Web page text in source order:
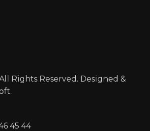
Rights Reserved. Designed &
.
45 44